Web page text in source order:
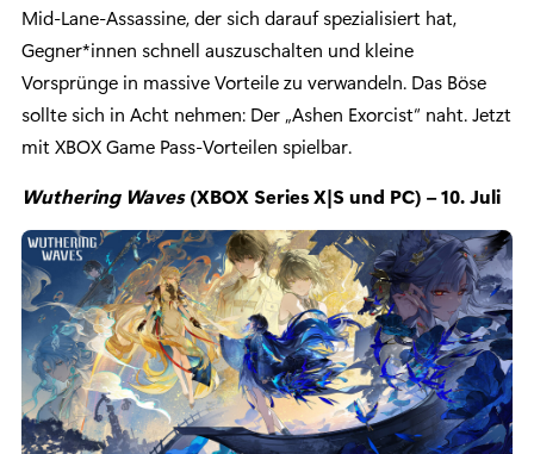
Mid-Lane-Assassine, der sich darauf spezialisiert hat,
Gegner*innen schnell auszuschalten und kleine
Vorsprünge in massive Vorteile zu verwandeln. Das Böse
sollte sich in Acht nehmen: Der „Ashen Exorcist“ naht. Jetzt
mit XBOX Game Pass-Vorteilen spielbar.
Wuthering Waves(XBOX Series X|S und PC) – 10.Juli